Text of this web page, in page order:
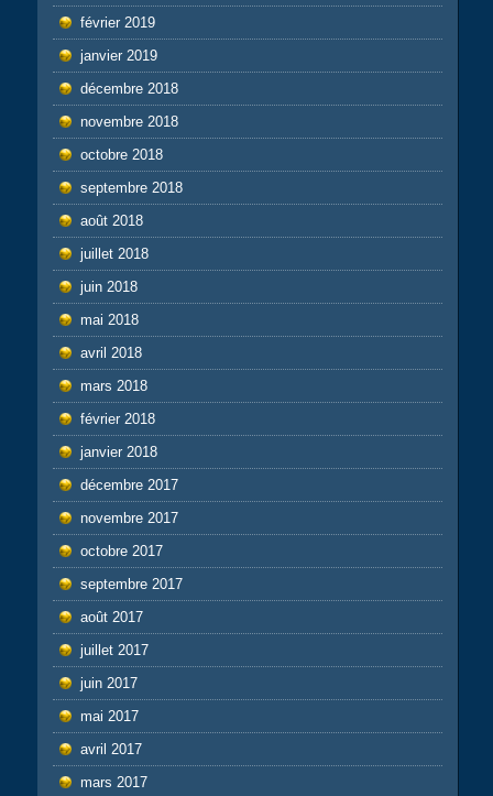
février 2019
janvier 2019
décembre 2018
novembre 2018
octobre 2018
septembre 2018
août 2018
juillet 2018
juin 2018
mai 2018
avril 2018
mars 2018
février 2018
janvier 2018
décembre 2017
novembre 2017
octobre 2017
septembre 2017
août 2017
juillet 2017
juin 2017
mai 2017
avril 2017
mars 2017